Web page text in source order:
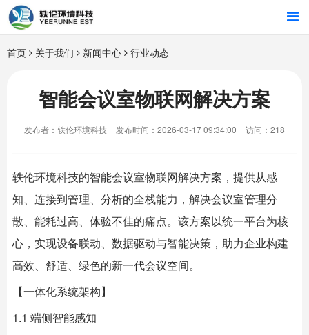
首页
行业解决方案
智能硬件
关于我们
首页 关于我们 新闻中心 行业动态
智能会议室物联网解决方案
发布者：轶伦环境科技 发布时间：2026-03-17 09:34:00 访问：218
轶伦环境科技的智能会议室物联网解决方案，提供从感
知、连接到管理、分析的全栈能力，解决会议室管理分
散、能耗过高、体验不佳的痛点。该方案以统一平台为核
心，实现设备联动、数据驱动与智能决策，助力企业构建
高效、舒适、绿色的新一代会议空间。
【一体化系统架构】
1.1 端侧智能感知